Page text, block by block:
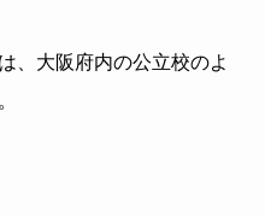
、大阪府内の公立校のよ